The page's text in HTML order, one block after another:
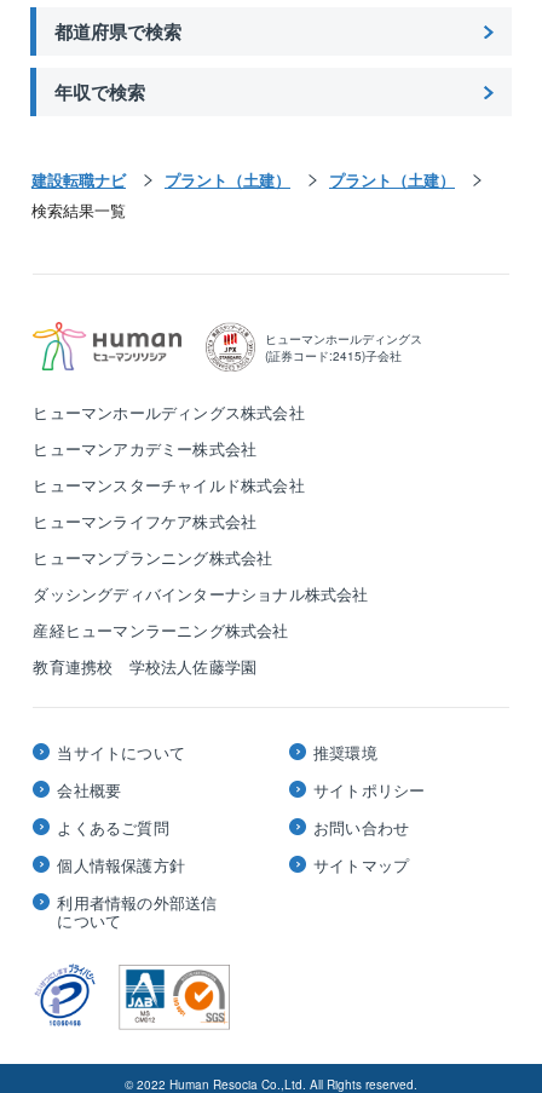
都道府県で検索
年収で検索
建設転職ナビ プラント（土建）
プラント（土建）
検索結果一覧
ヒューマンホールディングス
(証券コード:2415)子会社
ヒューマンホールディングス株式会社
ヒューマンアカデミー株式会社
ヒューマンスターチャイルド株式会社
ヒューマンライフケア株式会社
ヒューマンプランニング株式会社
ダッシングディバインターナショナル株式会社
産経ヒューマンラーニング株式会社
教育連携校 学校法人佐藤学園
当サイトについて
会社概要
よくあるご質問
個人情報保護方針
利用者情報の外部送信
について
推奨環境
サイトポリシー
お問い合わせ
サイトマップ
© 2022 Human Resocia Co.,Ltd. All Rights reserved.